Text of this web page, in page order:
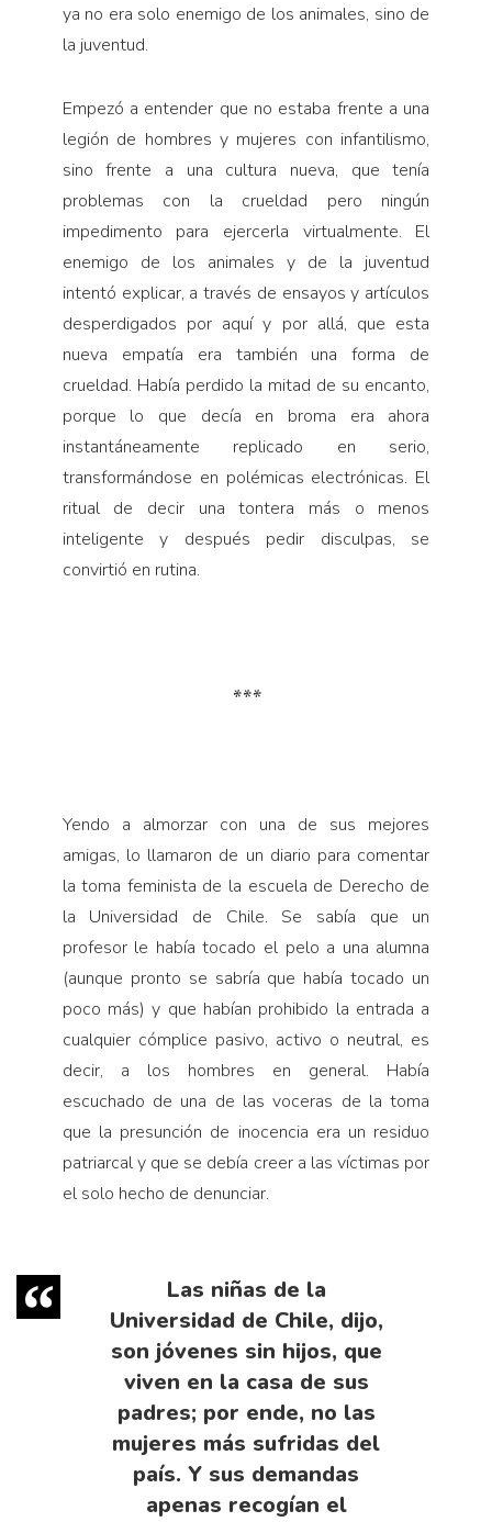
ya no era solo enemigo de los animales, sino de
la juventud.
Empezó a entender que no estaba frente a una
legión de hombres y mujeres con infantilismo,
sino frente a una cultura nueva, que tenía
problemas con la crueldad pero ningún
impedimento para ejercerla virtualmente. El
enemigo de los animales y de la juventud
intentó explicar, a través de ensayos y artículos
desperdigados por aquí y por allá, que esta
nueva empatía era también una forma de
crueldad. Había perdido la mitad de su encanto,
porque lo que decía en broma era ahora
instantáneamente replicado en serio,
transformándose en polémicas electrónicas. El
ritual de decir una tontera más o menos
inteligente y después pedir disculpas, se
convirtió en rutina.
***
Yendo a almorzar con una de sus mejores
amigas, lo llamaron de un diario para comentar
la toma feminista de la escuela de Derecho de
la Universidad de Chile. Se sabía que un
profesor le había tocado el pelo a una alumna
(aunque pronto se sabría que había tocado un
poco más) y que habían prohibido la entrada a
cualquier cómplice pasivo, activo o neutral, es
decir, a los hombres en general. Había
escuchado de una de las voceras de la toma
que la presunción de inocencia era un residuo
patriarcal y que se debía creer a las víctimas por
el solo hecho de denunciar.
Las niñas de la
Universidad de Chile, dijo,
son jóvenes sin hijos, que
viven en la casa de sus
padres; por ende, no las
mujeres más sufridas del
país. Y sus demandas
apenas recogían el